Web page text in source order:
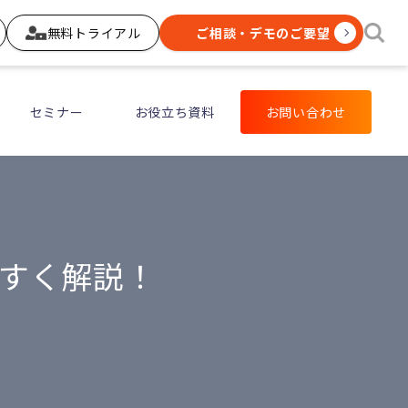
無料トライアル ご相談・デモのご要望
セミナー お役立ち資料 お問い合わせ
く解説！